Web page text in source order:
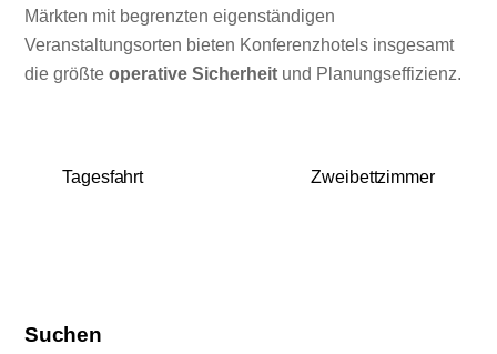
Märkten mit begrenzten eigenständigen
Veranstaltungsorten bieten Konferenzhotels insgesamt
die größteoperative Sicherheit und Planungseffizienz.
Tagesfahrt Zweibettzimmer
Suchen